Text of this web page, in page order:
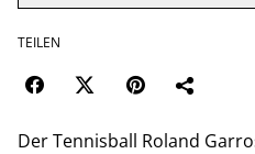
TEILEN
Der Tennisball Roland